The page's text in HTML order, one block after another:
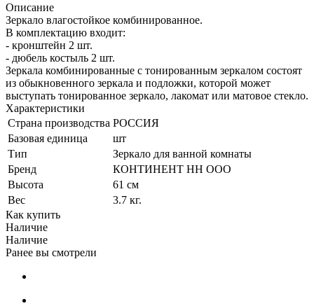
Описание
Зеркало влагостойкое комбинированное.
В комплектацию входит:
- кронштейн 2 шт.
- дюбель костыль 2 шт.
Зеркала комбинированные с тонированным зеркалом состоят
из обыкновенного зеркала и подложки, которой может
выступать тонированное зеркало, лакомат или матовое стекло.
Характеристики
Страна производства РОССИЯ
Базовая единица
шт
Тип
Зеркало для ванной комнаты
Бренд
КОНТИНЕНТ НН ООО
Высота
61 см
Вес
3.7 кг.
Как купить
Наличие
Наличие
Ранее вы смотрели